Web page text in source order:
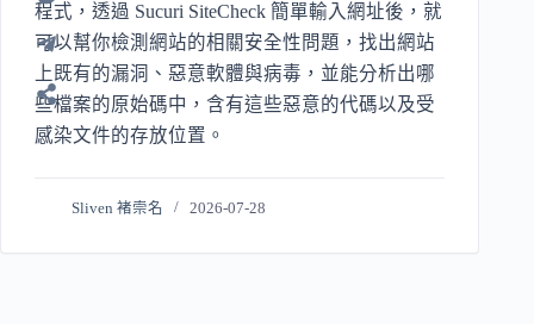
程式，透過 Sucuri SiteCheck 簡單輸入網址後，就
可以幫你檢測網站的相關安全性問題，找出網站
上既有的漏洞、惡意軟體與病毒，並能分析出哪
些檔案的原始碼中，含有這些惡意的代碼以及受
感染文件的存放位置。
Sliven 褚崇名 2026-07-28